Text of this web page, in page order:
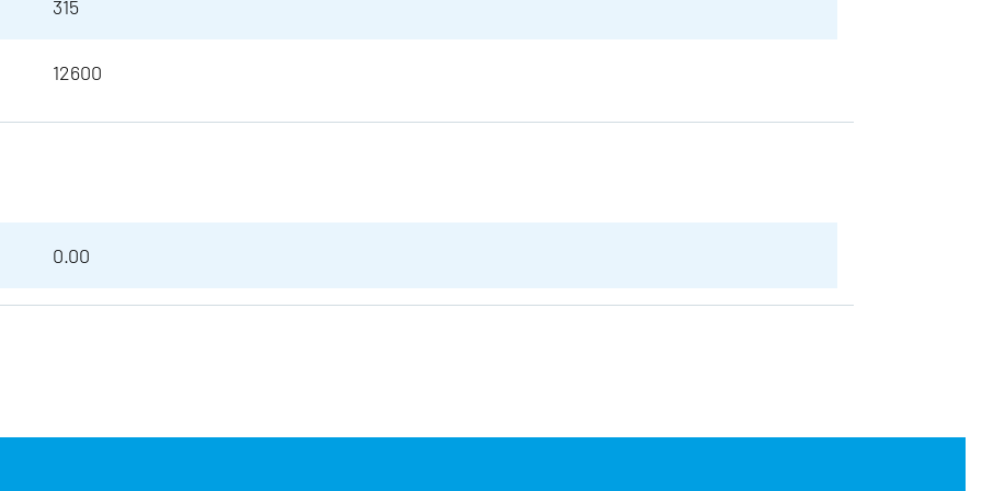
315
12600
0.00